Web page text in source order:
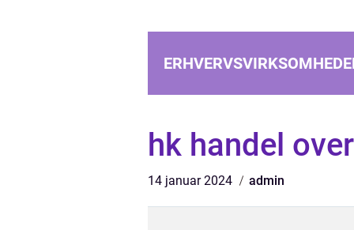
hk handel
14 januar 2024 admin